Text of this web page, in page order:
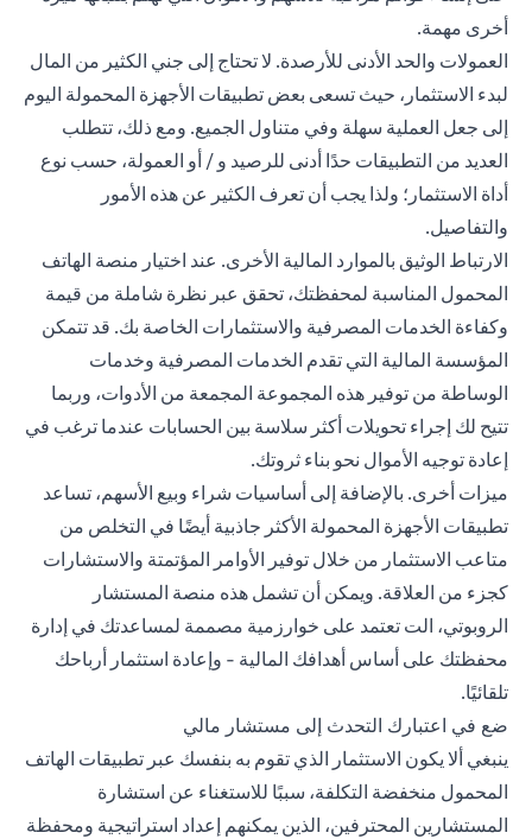
أخرى مهمة.
العمولات والحد الأدنى للأرصدة. لا تحتاج إلى جني الكثير من المال
لبدء الاستثمار، حيث تسعى بعض تطبيقات الأجهزة المحمولة اليوم
إلى جعل العملية سهلة وفي متناول الجميع. ومع ذلك، تتطلب
العديد من التطبيقات حدًا أدنى للرصيد و / أو العمولة، حسب نوع
أداة الاستثمار؛ ولذا يجب أن تعرف الكثير عن هذه الأمور
والتفاصيل.
الارتباط الوثيق بالموارد المالية الأخرى. عند اختيار منصة الهاتف
المحمول المناسبة لمحفظتك، تحقق عبر نظرة شاملة من قيمة
وكفاءة الخدمات المصرفية والاستثمارات الخاصة بك. قد تتمكن
المؤسسة المالية التي تقدم الخدمات المصرفية وخدمات
الوساطة من توفير هذه المجموعة المجمعة من الأدوات، وربما
تتيح لك إجراء تحويلات أكثر سلاسة بين الحسابات عندما ترغب في
إعادة توجيه الأموال نحو بناء ثروتك.
ميزات أخرى. بالإضافة إلى أساسيات شراء وبيع الأسهم، تساعد
تطبيقات الأجهزة المحمولة الأكثر جاذبية أيضًا في التخلص من
متاعب الاستثمار من خلال توفير الأوامر المؤتمتة والاستشارات
كجزء من العلاقة. ويمكن أن تشمل هذه منصة المستشار
الروبوتي، الت تعتمد على خوارزمية مصممة لمساعدتك في إدارة
محفظتك على أساس أهدافك المالية - وإعادة استثمار أرباحك
تلقائيًا.
ضع في اعتبارك التحدث إلى مستشار مالي
ينبغي ألا يكون الاستثمار الذي تقوم به بنفسك عبر تطبيقات الهاتف
المحمول منخفضة التكلفة، سببًا للاستغناء عن استشارة
المستشارين المحترفين، الذين يمكنهم إعداد استراتيجية ومحفظة